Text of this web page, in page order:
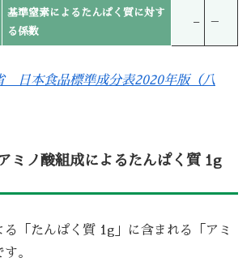
基準窒素によるたんぱく質に対す
る係数
– －
日本食品標準成分表2020年版（八
ミノ酸組成によるたんぱく質 1g
る「たんぱく質 1g」に含まれる「アミ
。